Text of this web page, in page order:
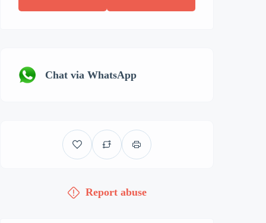
Chat via WhatsApp
Report abuse